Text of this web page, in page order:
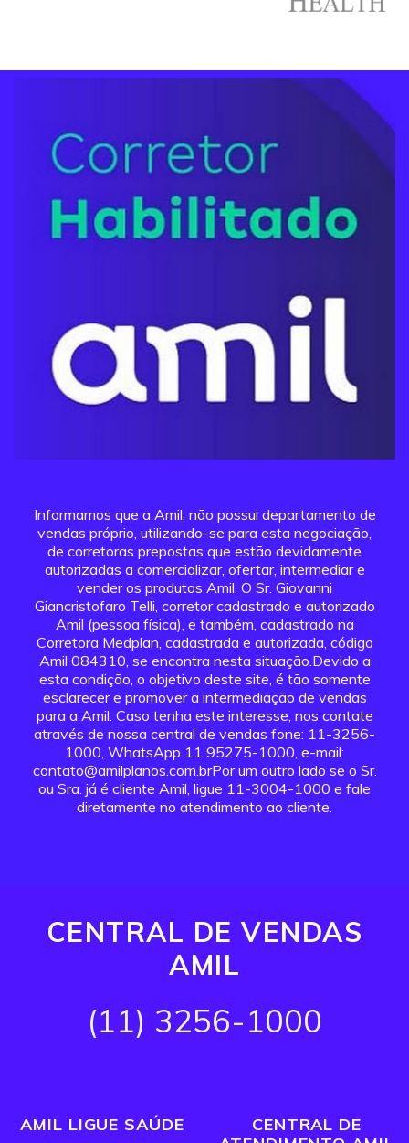
Informamos que a Amil, não possui departamento de
vendas próprio, utilizando-se para esta negociação,
de corretoras prepostas que estão devidamente
autorizadas a comercializar, ofertar, intermediar e
vender os produtos Amil. O Sr. Giovanni
Giancristofaro Telli, corretor cadastrado e autorizado
Amil (pessoa física), e também, cadastrado na
Corretora Medplan, cadastrada e autorizada, código
Amil 084310, se encontra nesta situação.Devido a
esta condição, o objetivo deste site, é tão somente
esclarecer e promover a intermediação de vendas
para a Amil. Caso tenha este interesse, nos contate
através de nossa central de vendas fone: 11-3256-
1000, WhatsApp 11 95275-1000, e-mail:
contato@amilplanos.com.brPor um outro lado se o Sr.
ou Sra. já é cliente Amil, ligue 11-3004-1000 e fale
diretamente no atendimento ao cliente.
CENTRAL DE VENDAS
AMIL
(11) 3256-1000
AMIL LIGUE SAÚDE
CENTRAL DE